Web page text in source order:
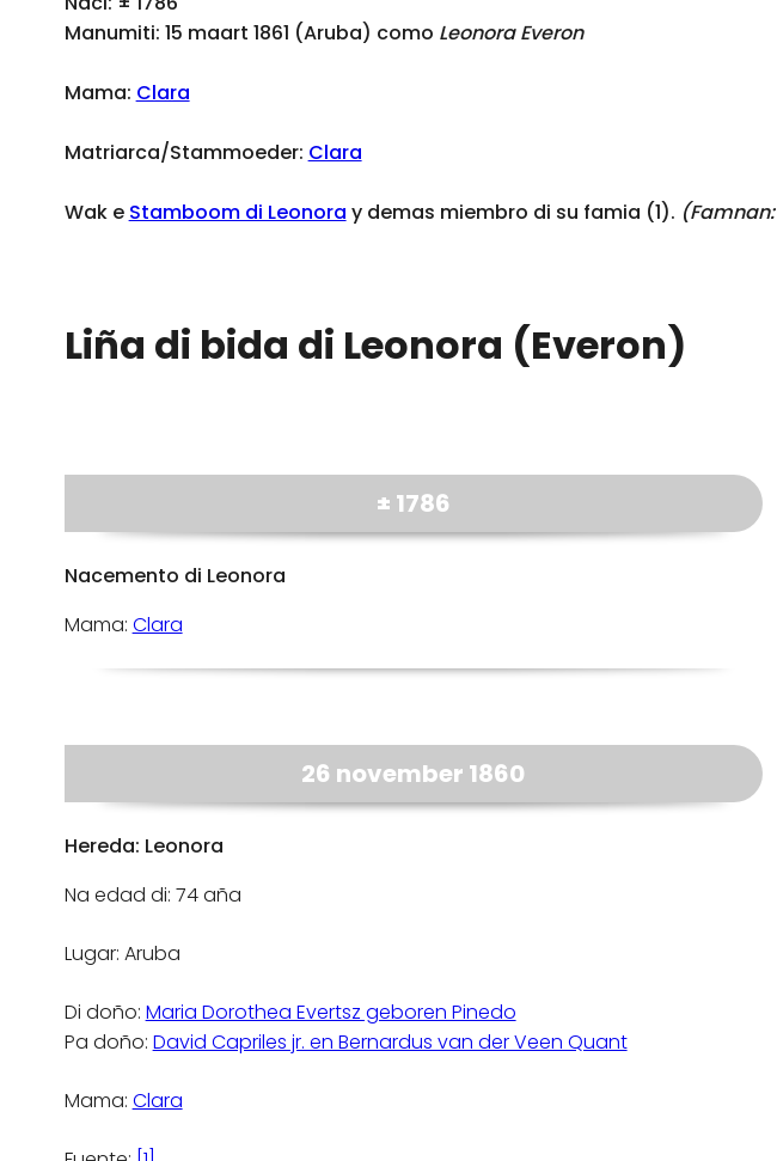
Manumiti: 15 maart 1861 (Aruba) como Leonora Everon
Mama: Clara
Matriarca/Stammoeder: Clara
Wak e Stamboom di Leonora y demas miembro di su famia (1). (Famnan:
Liña di bida di Leonora (Everon)
± 1786
Nacemento di Leonora
Mama: Clara
26 november 1860
Hereda: Leonora
Na edad di: 74 aña
Lugar: Aruba
Di doño: Maria Dorothea Evertsz geboren Pinedo
Pa doño: David Capriles jr. en Bernardus van der Veen Quant
Mama: Clara